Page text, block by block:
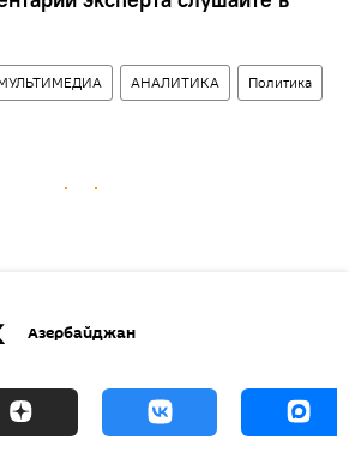
АНАЛИТИКА Политика
Азербайджан